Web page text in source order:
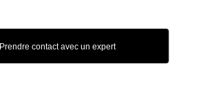
Prendre contact avec un expert